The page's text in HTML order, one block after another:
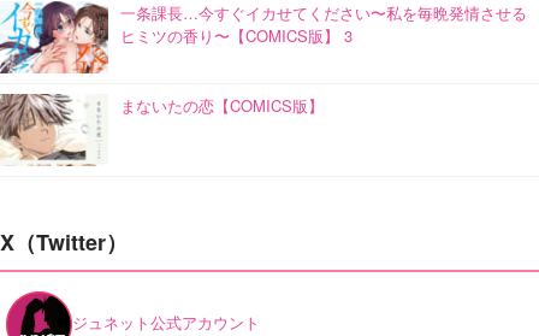
一条課長…今すぐイカせてください〜私を毎晩発情させる
ヒミツの香り〜【COMICS版】 3
まないたの恋【COMICS版】
X（Twitter）
ジュネット公式アカウント